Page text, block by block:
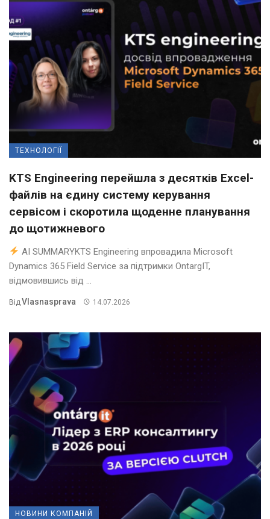
ТЕХНОЛОГІЇ
KTS Engineering перейшла з десятків Excel-
файлів на єдину систему керування
сервісом і скоротила щоденне планування
до щотижневого
AI SUMMARYKTS Engineering впровадила Microsoft
Dynamics 365 Field Service за підтримки OntargIT,
відмовившись від ...
Від Vlasnasprava 14.07.2026
НОВИНИ КОМПАНІЙ